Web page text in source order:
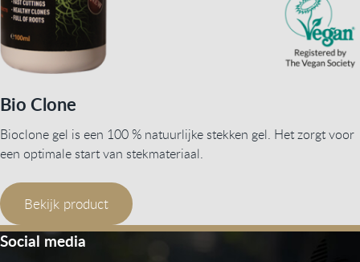
Bio Clone
Bioclone gel is een 100 % natuurlijke stekken gel. Het zorgt voor
een optimale start van stekmateriaal.
Bekijk product
Social media